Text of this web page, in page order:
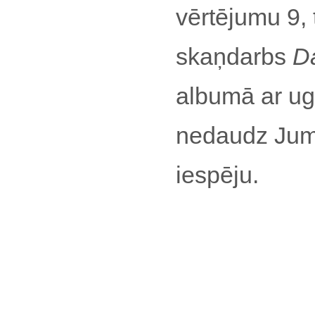
vērtējumu
skaņdarbs
albumā ar
nedaudz
iespēju.